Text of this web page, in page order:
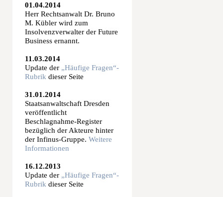
01.04.2014
Herr Rechtsanwalt Dr. Bruno
M. Kübler wird zum
Insolvenzverwalter der Future
Business ernannt.
11.03.2014
Update der „Häufige Fragen“-
Rubrik dieser Seite
31.01.2014
Staatsanwaltschaft Dresden
veröffentlicht
Beschlagnahme-Register
bezüglich der Akteure hinter
der Infinus-Gruppe. Weitere
Informationen
16.12.2013
Update der „Häufige Fragen“-
Rubrik dieser Seite